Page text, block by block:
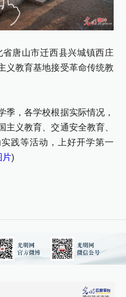
唐山市迁西县兴城镇西庄
义教育基地接受革命传统教
季，各学校根据实际情况，
主义教育、交通安全教育、
践等活动，上好开学第一
片)